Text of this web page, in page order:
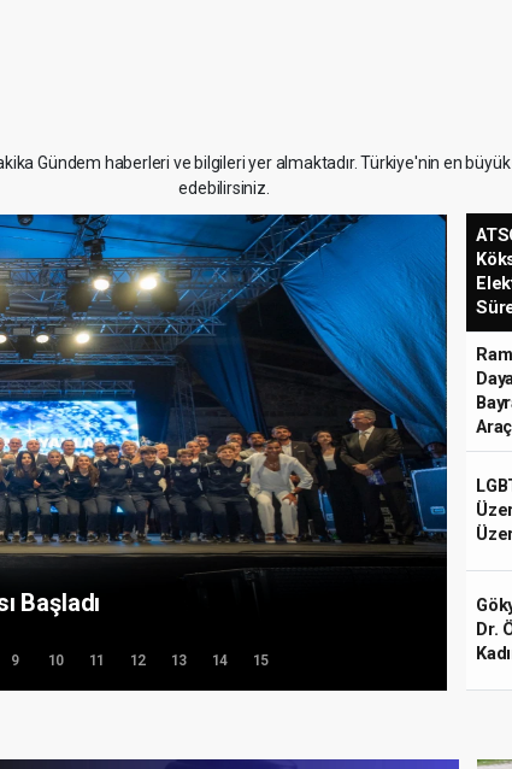
Gündem haberleri ve bilgileri yer almaktadır. Türkiye'nin en
edebilirsiniz.
Genç'ten 15
Unutulmayacak
9 10 11 12 13 14 15
Dr.